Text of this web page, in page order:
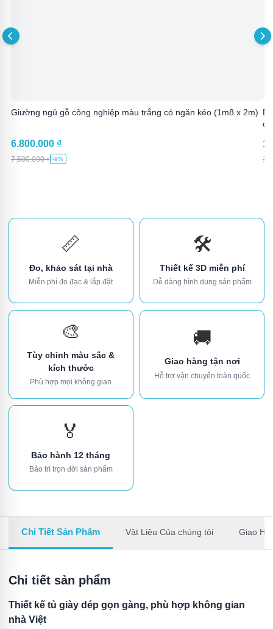
Giường ngủ gỗ công nghiệp màu trắng có ngăn kéo (1m8 x 2m)
6.800.000 ₫
7.500.000₫ -9%
📏
Đo, khảo sát tại nhà
Miễn phí đo đạc & lắp đặt
🛠️
Thiết kế 3D miễn phí
Dễ dàng hình dung sản phẩm
🎨
Tùy chỉnh màu sắc &
kích thước
Phù hợp mọi không gian
🚚
Giao hàng tận nơi
Hỗ trợ vận chuyển toàn quốc
🏅
Bảo hành 12 tháng
Bảo trì trọn đời sản phẩm
Chi Tiết Sản Phẩm Vật Liệu Của chúng tôi Giao
Chi tiết sản phẩm
Thiết kế tủ giày dép gọn gàng, phù hợp không gian
nhà Việt